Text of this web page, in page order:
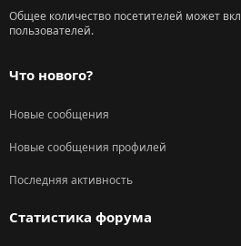
Общее количество посетителей может
пользователей.
Что нового?
Новые сообщения
Новые сообщения профилей
Последняя активность
Статистика форума